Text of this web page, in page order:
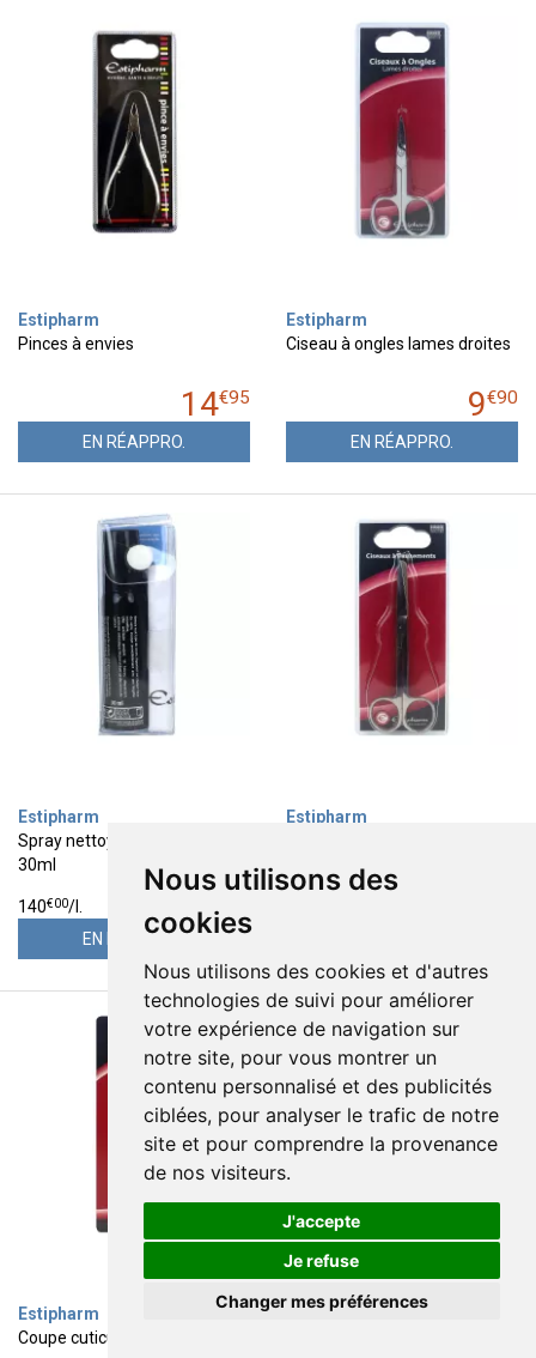
Nous utilisons des
cookies
Nous utilisons des cookies et d'autres
technologies de suivi pour améliorer
votre expérience de navigation sur
notre site, pour vous montrer un
contenu personnalisé et des publicités
ciblées, pour analyser le trafic de notre
site et pour comprendre la provenance
de nos visiteurs.
J'accepte
Je refuse
Changer mes préférences
Estipharm
Pinces à envies
14€95
EN RÉAPPRO.
Estipharm
Ciseau à ongles lames droites
9€90
EN RÉAPPRO.
Estipharm
Spray nettoyant anti-buée
30ml
4 €20
140€00/l.
EN RÉAPPRO.
Estipharm
Estipharm
Coupe cuticules Inox couleur
Estipharm